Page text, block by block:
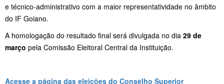
e técnico-administrativo com a maior representatividade no âmbito
do IF Goiano.
A homologação do resultado final será divulgada no dia 29 de
março pela Comissão Eleitoral Central da Instituição.
Acesse a página das eleições do Conselho Superior